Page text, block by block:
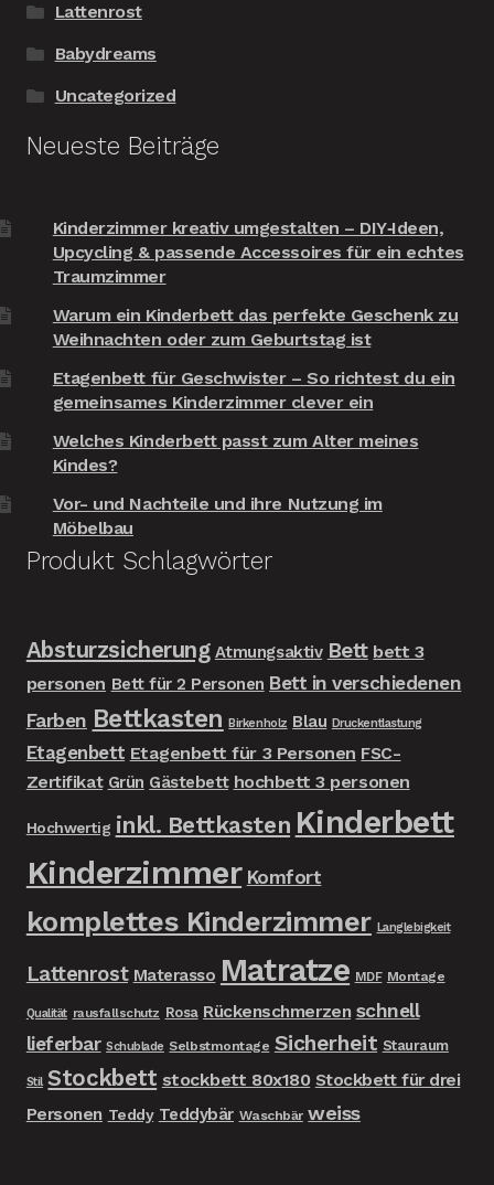
Lattenrost
Babydreams
Uncategorized
Neueste Beiträge
Kinderzimmer kreativ umgestalten – DIY‑Ideen,
Upcycling & passende Accessoires für ein echtes
Traumzimmer
Warum ein Kinderbett das perfekte Geschenk zu
Weihnachten oder zum Geburtstag ist
Etagenbett für Geschwister – So richtest du ein
gemeinsames Kinderzimmer clever ein
Welches Kinderbett passt zum Alter meines
Kindes?
Vor- und Nachteile und ihre Nutzung im
Möbelbau
Produkt Schlagwörter
Absturzsicherung Atmungsaktiv Bett bett 3
personen Bett für 2 Personen Bett in verschiedenen
Farben Bettkasten Birkenholz Blau Druckentlastung
Etagenbett Etagenbett für 3 Personen FSC-
Zertifikat Grün Gästebett hochbett 3 personen
Hochwertig inkl. Bettkasten Kinderbett
Kinderzimmer Komfort
komplettes Kinderzimmer Langlebigkeit
Lattenrost Materasso Matratze MDF Montage
Qualität rausfallschutz Rosa Rückenschmerzen schnell
lieferbar Schublade Selbstmontage Sicherheit Stauraum
Stil Stockbett stockbett 80x180 Stockbett für drei
Personen Teddy Teddybär Waschbär weiss